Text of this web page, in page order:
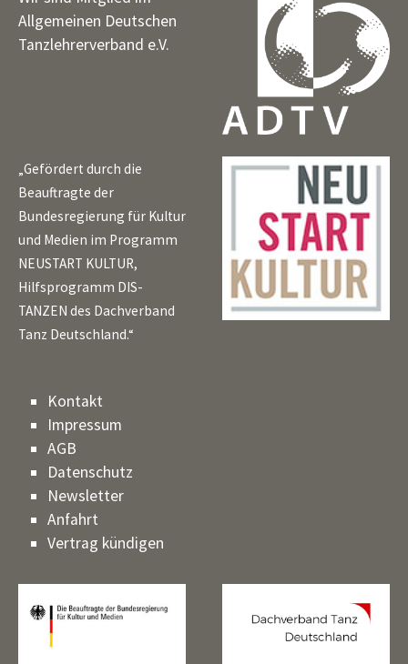
Allgemeinen Deutschen
Tanzlehrerverband e.V.
„Gefördert durch die
Beauftragte der
Bundesregierung für Kultur
und Medien im Programm
NEUSTART KULTUR,
Hilfsprogramm DIS-
TANZEN des Dachverband
Tanz Deutschland.“
Kontakt
Impressum
AGB
Datenschutz
Newsletter
Anfahrt
Vertrag kündigen